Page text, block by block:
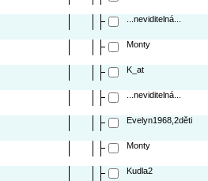
...neviditelná...
Monty
K_at
...neviditelná...
Evelyn1968,2děti
Monty
Kudla2